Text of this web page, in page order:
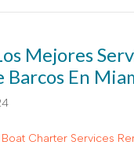
Mejores
En